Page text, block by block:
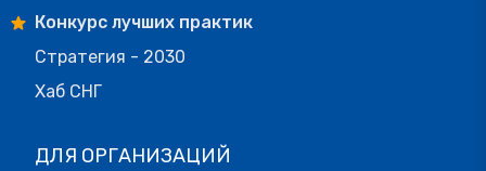
Конкурс лучших практик
Стратегия - 2030
Хаб СНГ
ДЛЯ ОРГАНИЗАЦИЙ